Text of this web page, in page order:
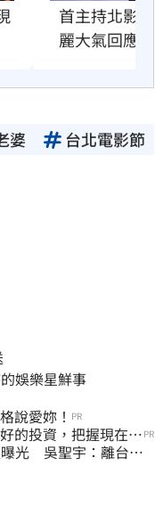
首主持北影遭
麗大氣回應了
婆
台北電影節
娛樂星鮮事
說愛妳！ PR
的投資，把握現在不 PR
曝光 吳聖宇：離台灣